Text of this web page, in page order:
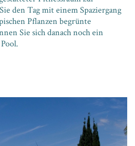
den Tag mit einem Spaziergang
Pflanzen begrünte
Sie sich danach noch ein